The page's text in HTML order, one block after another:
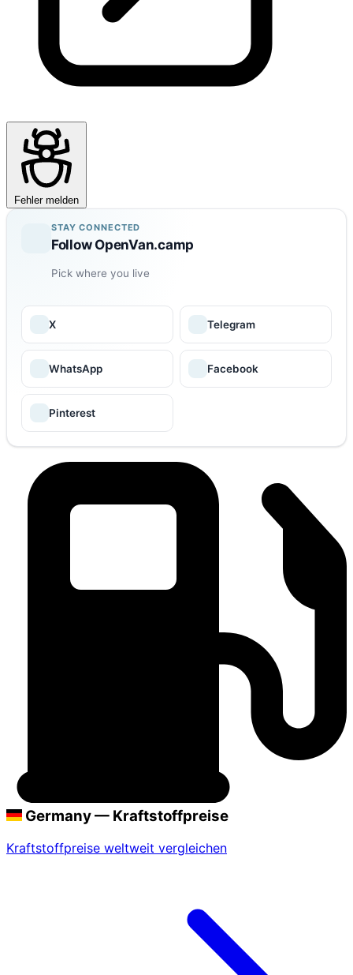
Fehler melden
STAY CONNECTED
Follow OpenVan.camp
Pick where you live
X Telegram
WhatsApp Facebook
Pinterest
Germany — Kraftstoffpreise
Kraftstoffpreise weltweit vergleichen